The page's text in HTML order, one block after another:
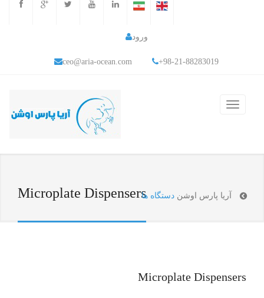
ورود
ceo@aria-ocean.com +98-21-88283019
Microplate Dispensersدستگاه ها آریا پارس اوشن
Microplate Dispensers